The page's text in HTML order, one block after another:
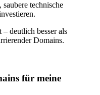
technische
deutlich besser als
Domains.
für meine